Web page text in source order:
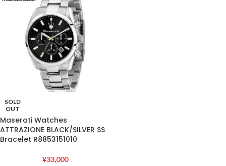
SOLD
OUT
Maserati Watches
ATTRAZIONE BLACK/SILVER SS
Bracelet R8853151010
¥33,000